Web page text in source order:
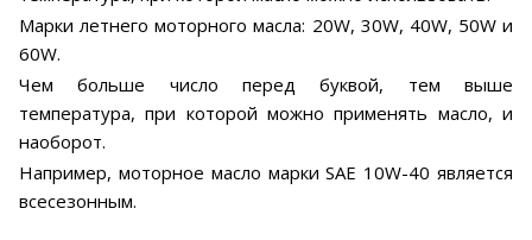
Марки летнего моторного масла: 20W, 30W, 40W, 50W и
60W.
Чем больше число перед буквой, тем выше
температура, при которой можно применять масло, и
наоборот.
Например, моторное масло марки SAE 10W-40 является
всесезонным.